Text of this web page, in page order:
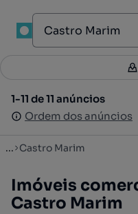
1-11 de 11 anúncios
Ordem dos anúncios
1-11 de 11 anúncios
Ordem dos anúncios
... Castro Marim
Imóveis
Castro Marim